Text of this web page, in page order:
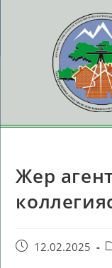
Жер
12.02.2025